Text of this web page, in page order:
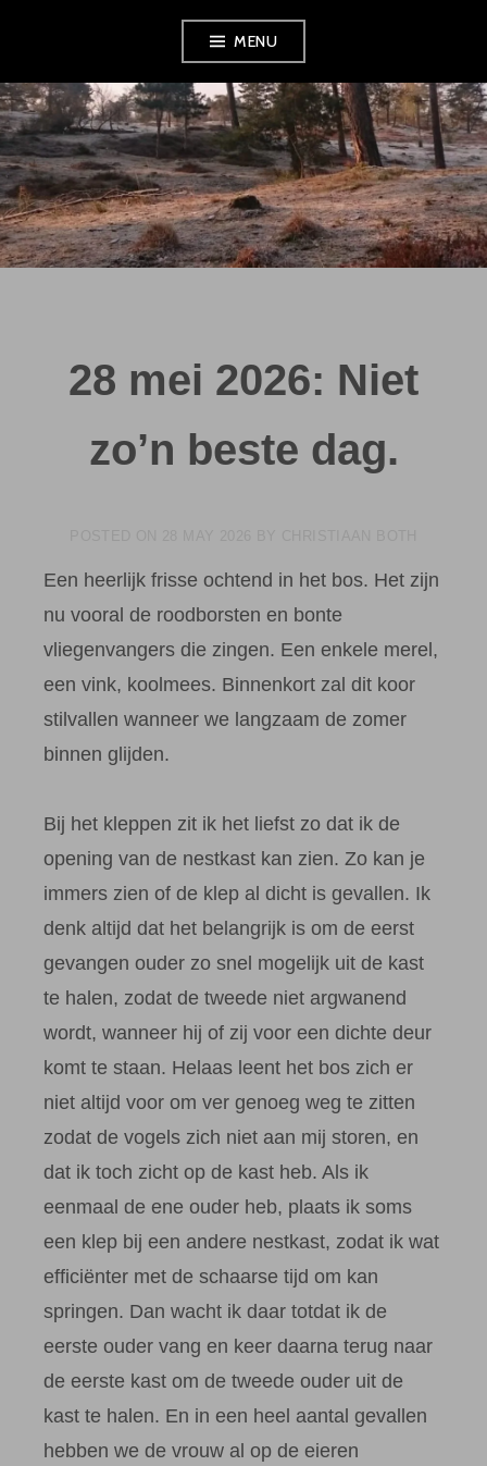
content
MENU
28 mei 2026: Niet
zo’n beste dag.
Een heerlijk frisse ochtend in het bos. Het zijn
nu vooral de roodborsten en bonte
vliegenvangers die zingen. Een enkele merel,
een vink, koolmees. Binnenkort zal dit koor
stilvallen wanneer we langzaam de zomer
binnen glijden.
Bij het kleppen zit ik het liefst zo dat ik de
opening van de nestkast kan zien. Zo kan je
immers zien of de klep al dicht is gevallen. Ik
denk altijd dat het belangrijk is om de eerst
gevangen ouder zo snel mogelijk uit de kast
te halen, zodat de tweede niet argwanend
wordt, wanneer hij of zij voor een dichte deur
komt te staan. Helaas leent het bos zich er
niet altijd voor om ver genoeg weg te zitten
zodat de vogels zich niet aan mij storen, en
dat ik toch zicht op de kast heb. Als ik
eenmaal de ene ouder heb, plaats ik soms
een klep bij een andere nestkast, zodat ik wat
efficiënter met de schaarse tijd om kan
springen. Dan wacht ik daar totdat ik de
eerste ouder vang en keer daarna terug naar
de eerste kast om de tweede ouder uit de
kast te halen. En in een heel aantal gevallen
hebben we de vrouw al op de eieren